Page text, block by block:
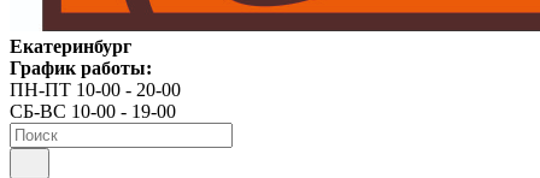
Екатеринбург
График работы:
ПН-ПТ 10-00 - 20-00
СБ-ВС 10-00 - 19-00